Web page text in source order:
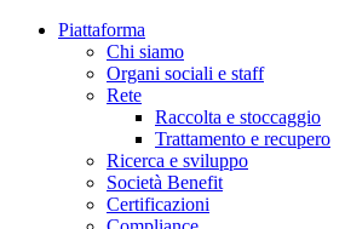
Piattaforma
Chi siamo
Organi sociali e staff
Rete
Raccolta e stoccaggio
Trattamento e recupero
Ricerca e sviluppo
Società Benefit
Certificazioni